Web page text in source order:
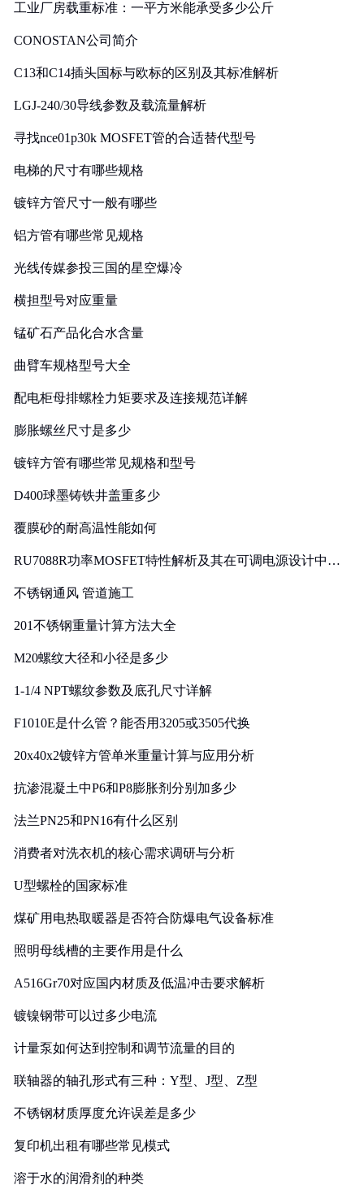
工业厂房载重标准：一平方米能承受多少公斤
CONOSTAN公司简介
C13和C14插头国标与欧标的区别及其标准解析
LGJ-240/30导线参数及载流量解析
寻找nce01p30k MOSFET管的合适替代型号
电梯的尺寸有哪些规格
镀锌方管尺寸一般有哪些
铝方管有哪些常见规格
光线传媒参投三国的星空爆冷
横担型号对应重量
锰矿石产品化合水含量
曲臂车规格型号大全
配电柜母排螺栓力矩要求及连接规范详解
膨胀螺丝尺寸是多少
镀锌方管有哪些常见规格和型号
D400球墨铸铁井盖重多少
覆膜砂的耐高温性能如何
RU7088R功率MOSFET特性解析及其在可调电源设计中的
不锈钢通风 管道施工
201不锈钢重量计算方法大全
M20螺纹大径和小径是多少
1-1/4 NPT螺纹参数及底孔尺寸详解
F1010E是什么管？能否用3205或3505代换
20x40x2镀锌方管单米重量计算与应用分析
抗渗混凝土中P6和P8膨胀剂分别加多少
法兰PN25和PN16有什么区别
消费者对洗衣机的核心需求调研与分析
U型螺栓的国家标准
煤矿用电热取暖器是否符合防爆电气设备标准
照明母线槽的主要作用是什么
A516Gr70对应国内材质及低温冲击要求解析
镀镍钢带可以过多少电流
计量泵如何达到控制和调节流量的目的
联轴器的轴孔形式有三种：Y型、J型、Z型
不锈钢材质厚度允许误差是多少
复印机出租有哪些常见模式
溶于水的润滑剂的种类